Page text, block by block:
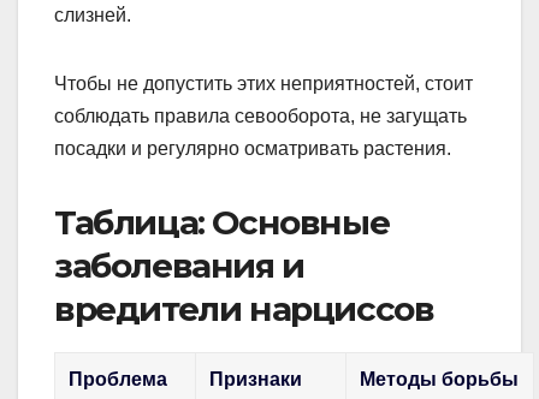
слизней.
Чтобы не допустить этих неприятностей, стоит
соблюдать правила севооборота, не загущать
посадки и регулярно осматривать растения.
Таблица: Основные
заболевания и
вредители нарциссов
Проблема Признаки Методы борьбы